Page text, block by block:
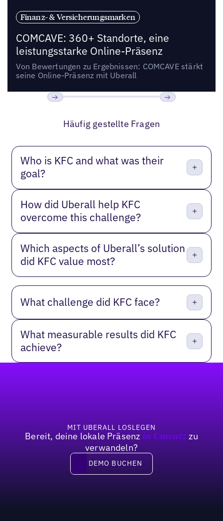
Finanz- & Versicherungsmarken
COMCAVE: 360+ Standorte, eine
leistungsstarke Online-Präsenz
Von Bewertungen zu Ergebnissen: COMCAVE stärkt
seine Online-Präsenz mit Uberall
Häufig gestellte Fragen
Who is KFC and what was their
goal?
How did Uberall help KFC
overcome this challenge?
Which aspects of Uberall’s solution
did KFC value most?
What challenge did KFC face?
What measurable results did KFC
achieve?
MIT UBERALL LOSLEGEN
Bereit, deine lokale Präsenz in Umsatzzu
verwandeln?
DEMO BUCHEN
DEMO BUCHEN